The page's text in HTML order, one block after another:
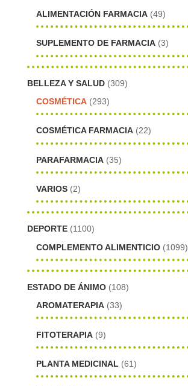
ALIMENTACIÓN FARMACIA (49)
SUPLEMENTO DE FARMACIA (3)
BELLEZA Y SALUD (309)
COSMÉTICA (293)
COSMÉTICA FARMACIA (22)
PARAFARMACIA (35)
VARIOS (2)
DEPORTE (1100)
COMPLEMENTO ALIMENTICIO (1099)
ESTADO DE ÁNIMO (108)
AROMATERAPIA (33)
FITOTERAPIA (9)
PLANTA MEDICINAL (61)